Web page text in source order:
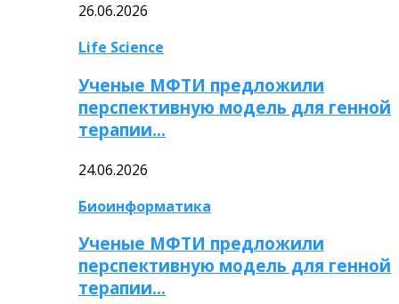
26.06.2026
Life Science
Ученые МФТИ предложили
перспективную модель для генной
терапии…
24.06.2026
Биоинформатика
Ученые МФТИ предложили
перспективную модель для генной
терапии…